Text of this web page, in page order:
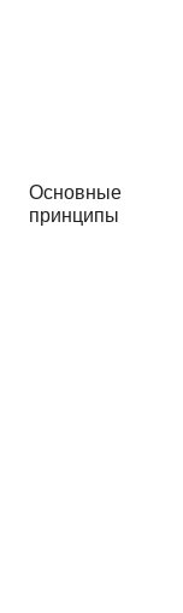
Основные
принципы